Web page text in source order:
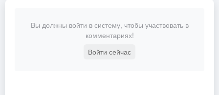
Вы должны войти в систему, чтобы участвовать в
комментариях!
Войти сейчас